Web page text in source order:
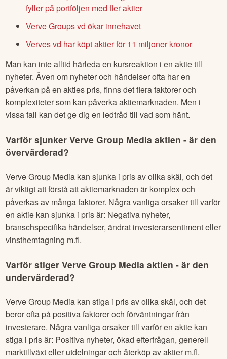
fyller på portföljen med fler aktier
Verve Groups vd ökar innehavet
Verves vd har köpt aktier för 11 miljoner kronor
Man kan inte alltid härleda en kursreaktion i en aktie till
nyheter. Även om nyheter och händelser ofta har en
påverkan på en akties pris, finns det flera faktorer och
komplexiteter som kan påverka aktiemarknaden. Men i
vissa fall kan det ge dig en ledtråd till vad som hänt.
Varför sjunkerVerve Group Media aktien - är den
övervärderad?
Verve Group Media kan sjunka i pris av olika skäl, och det
är viktigt att förstå att aktiemarknaden är komplex och
påverkas av många faktorer. Några vanliga orsaker till varför
en aktie kan sjunka i pris är: Negativa nyheter,
branschspecifika händelser, ändrat investerarsentiment eller
vinsthemtagning m.fl.
Varför stigerVerve Group Media aktien - är den
undervärderad?
Verve Group Media kan stiga i pris av olika skäl, och det
beror ofta på positiva faktorer och förväntningar från
investerare. Några vanliga orsaker till varför en aktie kan
stiga i pris är: Positiva nyheter, ökad efterfrågan, generell
marktillväxt eller utdelningar och återköp av aktier m.fl.